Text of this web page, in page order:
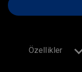
Özellikler